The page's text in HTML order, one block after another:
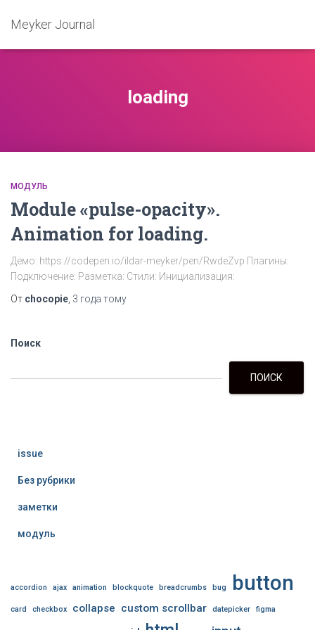
Meyker Journal
loading
МОДУЛЬ
Module «pulse-opacity».
Animation for loading.
Демо: https://codepen.io/ildar-meyker/pen/RwdeZvp Плагины:
Подключение: Разметка: Стили: Инициализация:
От chocopie 3 года тому
Поиск
ПОИСК
issue
Без рубрики
заметки
модуль
accordion ajax animation blockquote breadcrumbs bug button
card checkbox collapse custom scrollbar datepicker figma